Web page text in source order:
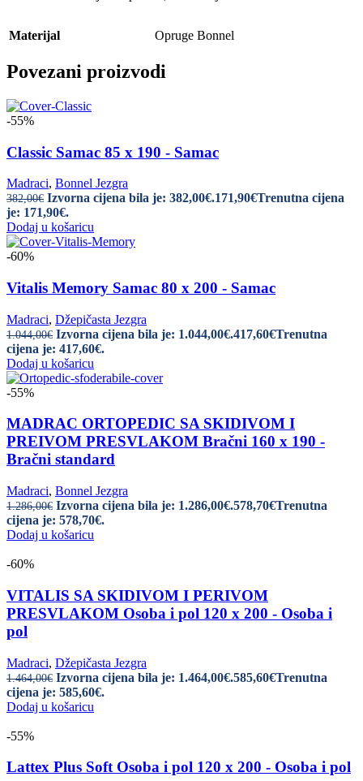
Materijal Opruge Bonnel
Povezani proizvodi
-55%
Classic Samac 85 x 190 - Samac
Madraci, Bonnel Jezgra
382,00€ Izvorna cijena bila je: 382,00€.171,90€Trenutna cijena
je: 171,90€.
Dodaj u košaricu
-60%
Vitalis Memory Samac 80 x 200 - Samac
Madraci, Džepičasta Jezgra
1.044,00€ Izvorna cijena bila je: 1.044,00€.417,60€Trenutna
cijena je: 417,60€.
Dodaj u košaricu
-55%
MADRAC ORTOPEDIC SA SKIDIVOM I
PREIVOM PRESVLAKOM Bračni 160 x 190 -
Bračni standard
Madraci, Bonnel Jezgra
1.286,00€ Izvorna cijena bila je: 1.286,00€.578,70€Trenutna
cijena je: 578,70€.
Dodaj u košaricu
-60%
VITALIS SA SKIDIVOM I PERIVOM
PRESVLAKOM Osoba i pol 120 x 200 - Osoba i
pol
Madraci, Džepičasta Jezgra
1.464,00€ Izvorna cijena bila je: 1.464,00€.585,60€Trenutna
cijena je: 585,60€.
Dodaj u košaricu
-55%
Lattex Plus Soft Osoba i pol 120 x 200 - Osoba i pol